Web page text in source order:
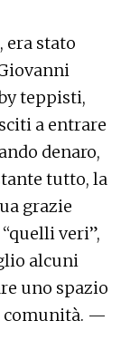
era stato
teppisti,
a entrare
denaro,
tutto, la
grazie
veri”,
alcuni
uno spazio
comunità. —